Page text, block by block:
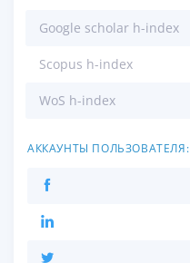
Google scholar h-index
Scopus h-index
WoS h-index
АККАУНТЫ ПОЛЬЗОВАТЕЛЯ: